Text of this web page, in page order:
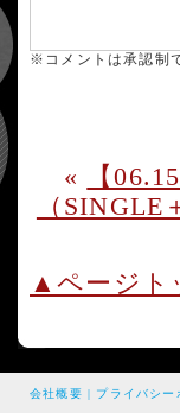
※コメントは承認制
«
【
（SINGLE
▲ページト
会社概要 | プライバシー